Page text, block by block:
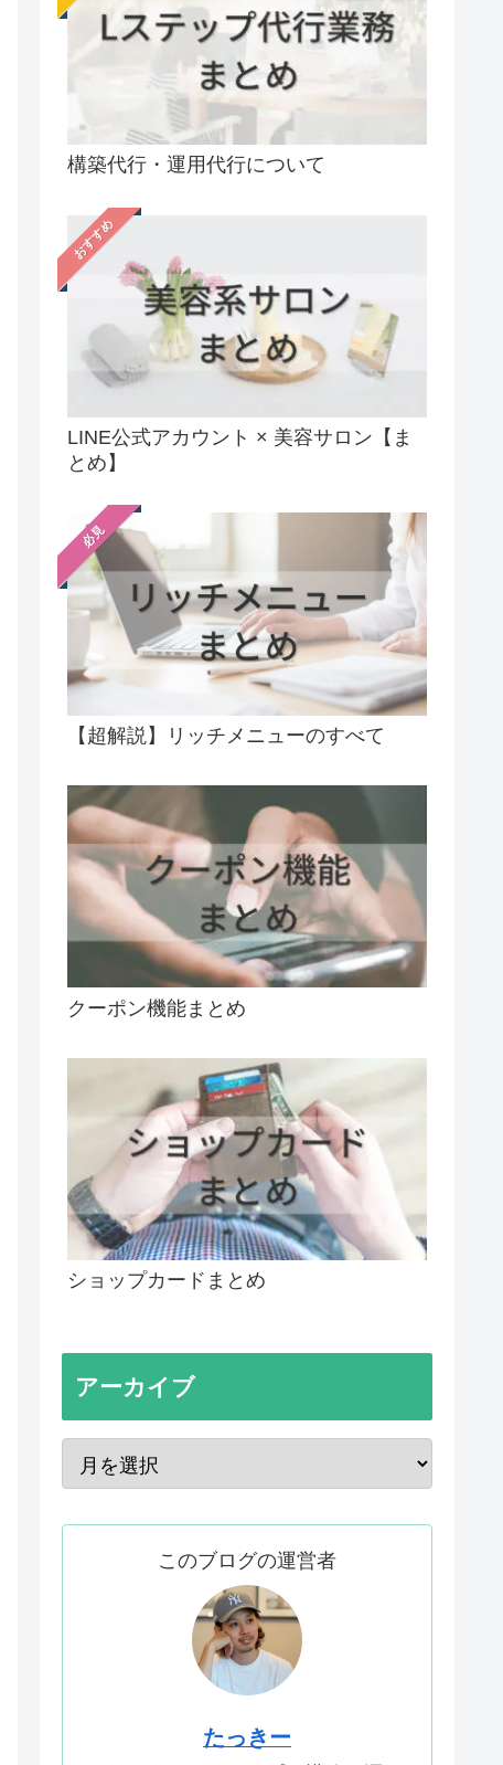
構築代行・運用代行について
おすすめ
LINE公式アカウント × 美容サロン【ま
とめ】
必見
【超解説】リッチメニューのすべて
クーポン機能まとめ
ショップカードまとめ
アーカイブ
このブログの運営者
たっきー